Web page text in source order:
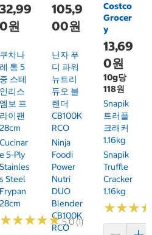
32,99
0원
쿠치나
레 통 5
중 스테
인리스
엠보 프
라이팬
28cm
Cucinar
E 5-Ply
Stainles
S Steel
Frypan
28cm
★★★★★
★★★★★5.0 (1)
105,9
00원
닌자 푸
디 파워
뉴트리
듀오 블
렌더
CB100K
RCO
Ninja
Foodi
Power
Nutri
DUO
Blender
CB100K
RCO
Costco
Grocer
y
13,69
0원
10g당
118원
Snapik
트러플
크래커
1.16kg
Snapik
Truffle
Cracker
1.16kg
★★★
★★★